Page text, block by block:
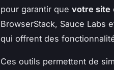
pour garantir que votre site
BrowserStack, Sauce Labs
qui offrent des
Ces outils permettent de